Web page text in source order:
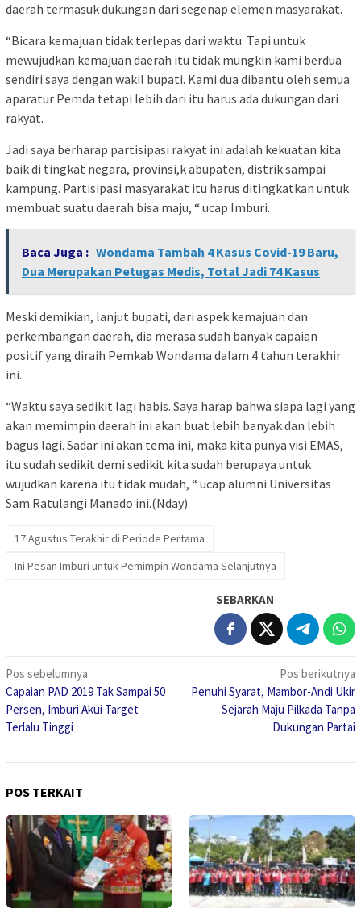
daerah termasuk dukungan dari segenap elemen masyarakat.
“Bicara kemajuan tidak terlepas dari waktu. Tapi untuk
mewujudkan kemajuan daerah itu tidak mungkin kami berdua
sendiri saya dengan wakil bupati. Kami dua dibantu oleh semua
aparatur Pemda tetapi lebih dari itu harus ada dukungan dari
rakyat.
Jadi saya berharap partisipasi rakyat ini adalah kekuatan kita
baik di tingkat negara, provinsi,k abupaten, distrik sampai
kampung. Partisipasi masyarakat itu harus ditingkatkan untuk
membuat suatu daerah bisa maju, “ ucap Imburi.
Baca Juga : Wondama Tambah 4 Kasus Covid-19 Baru,
Dua Merupakan Petugas Medis, Total Jadi 74 Kasus
Meski demikian, lanjut bupati, dari aspek kemajuan dan
perkembangan daerah, dia merasa sudah banyak capaian
positif yang diraih Pemkab Wondama dalam 4 tahun terakhir
ini.
“Waktu saya sedikit lagi habis. Saya harap bahwa siapa lagi yang
akan memimpin daerah ini akan buat lebih banyak dan lebih
bagus lagi. Sadar ini akan tema ini, maka kita punya visi EMAS,
itu sudah sedikit demi sedikit kita sudah berupaya untuk
wujudkan karena itu tidak mudah, “ ucap alumni Universitas
Sam Ratulangi Manado ini.(Nday)
17 Agustus Terakhir di Periode Pertama
Ini Pesan Imburi untuk Pemimpin Wondama Selanjutnya
SEBARKAN
Navigasi
pos
Pos sebelumnya
Capaian PAD 2019 Tak Sampai 50
Persen, Imburi Akui Target
Terlalu Tinggi
Pos berikutnya
Penuhi Syarat, Mambor-Andi Ukir
Sejarah Maju Pilkada Tanpa
Dukungan Partai
POS TERKAIT